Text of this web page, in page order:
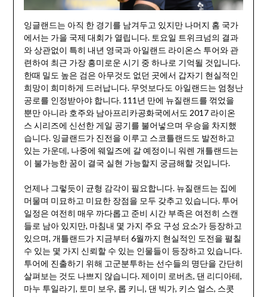
잉글랜드는 아직 한 경기를 남겨두고 있지만 나머지 홈 국가
에서는 가을 국제 대회가 열립니다. 토요일 트위크넘의 결과
와 상관없이 특히 내년 영국과 아일랜드 라이온스 투어와 관
련하여 최근 가장 흥미로운 시기 중 하나로 기억될 것입니다.
한때 밀도 높은 검은 아무것도 없던 곳에서 갑자기 현실적인
희망이 희미하게 드러납니다. 무엇보다도 아일랜드는 엄청난
공로를 인정받아야 합니다. 111년 만에 뉴질랜드를 꺾었을
뿐만 아니라 호주와 남아프리카공화국에서도 2017 라이온
스 시리즈에 신선한 게일 공기를 불어넣으며 우승을 차지했
습니다. 잉글랜드가 진전을 이루고 스코틀랜드도 발전하고
있는 가운데, 나중에 웨일즈에 갈 예정이니 워렌 개틀랜드는
이 불가능한 꿈이 결국 실현 가능할지 궁금해할 것입니다.
언제나 그렇듯이 균형 감각이 필요합니다. 뉴질랜드는 집에
머물며 미묘하고 미묘한 장점을 모두 갖추고 있습니다. 투어
일정은 여전히 매우 까다롭고 준비 시간 부족은 여전히 스캔
들로 남아 있지만, 마침내 몇 가지 주요 구성 요소가 등장하고
있으며, 개틀랜드가 지금부터 6월까지 현실적인 도전을 펼칠
수 있는 몇 가지 신뢰할 수 있는 인물들이 등장하고 있습니다.
투어에 진출하기 위해 고군분투하는 선수들의 명단을 간단히
살펴보는 것도 나쁘지 않습니다. 제이미 로버츠, 댄 리디아테,
마누 투일라기, 토미 보우, 롭 키니, 댄 빅가, 키스 얼스, 스콧